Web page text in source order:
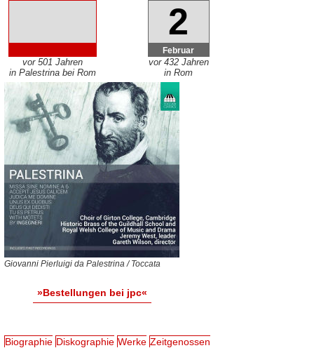
vor 501 Jahren
in Palestrina bei Rom
2
Februar
vor 432 Jahren
in Rom
Giovanni Pierluigi da Palestrina / Toccata
»Bestellungen bei jpc«
Biographie Diskographie Werke Zeitgenossen